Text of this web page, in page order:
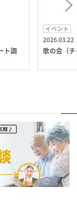
ト調
イベント
2026.03.22
歌の会（